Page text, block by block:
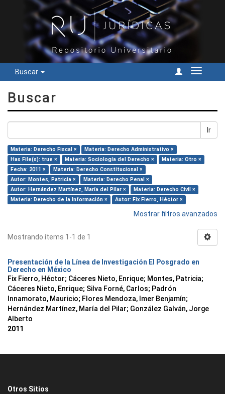
Buscar
Cambiar
Buscar
Ir
Materia: Derecho Fiscal ×
Materia: Derecho Administrativo ×
Has File(s): true ×
Materia: Sociología del Derecho ×
Materia: Otro ×
Fecha: 2011 ×
Materia: Derecho Constitucional ×
Autor: Montes, Patricia ×
Materia: Derecho Penal ×
Autor: Hernández Martínez, María del Pilar ×
Materia: Derecho Civil ×
Materia: Derecho de la Información ×
Autor: Fix Fierro, Héctor ×
Mostrar filtros avanzados
Mostrando ítems 1-1 de 1
Presentación de la Línea de Investigación El Posgrado en
Derecho en México
Fix Fierro, Héctor; Cáceres Nieto, Enrique; Montes, Patricia;
Cáceres Nieto, Enrique; Silva Forné, Carlos; Padrón
Innamorato, Mauricio; Flores Mendoza, Imer Benjamín;
Hernández Martínez, María del Pilar; González Galván, Jorge
Alberto
2011
Otros Sitios